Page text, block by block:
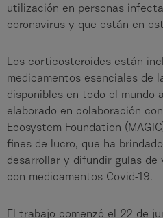
utilización en personas
coronavirus y que están en
Los corticosteroides están
medicamentos esenciales de
disponibles en todo el mundo
elaborado en colaboración
Ecosystem Foundation
fines de lucro, que ha
desarrollar y difundir guías
con medicamentos Covid-19.
El trabajo comenzó el 22 de